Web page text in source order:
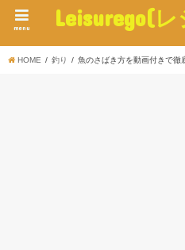
Leisurego(
menu
HOME 釣り 魚のさばき方を動画付きで徹